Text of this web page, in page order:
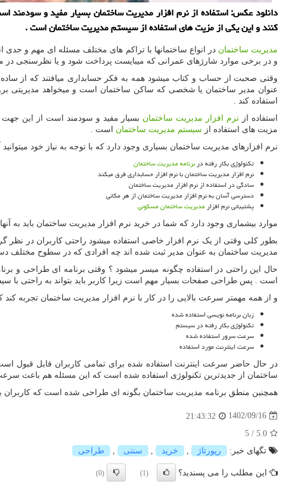
دانلود عکس: استفاده از نرم افزار مدیریت ساختمان بسیار مفید و سودمند
کنند و این یکی از مزیت های استفاده از سیستم مدیریت ساختمان است .
مدیریت ساختمان در انواع ساختمانها با تراکم های مختلف مسئله ای مهم و
و در برخی موارد شارژهای عمرانی که میبایست پرداخت شود و یا نظرسنجی در
وقتی صحبت از حساب و کتاب میشود همه به فکر حسابداری میافتند که از ساده
عنوان مدیر ساختمان یا شخصی که ساکن ساختمان است و میخواهد مدیریتی
استفاده کند .
استفاده از نرم افزار مدیریت ساختمان بسیار مفید و سودمند است از این جهت
مزیت های استفاده از سیستم مدیریت ساختمان است .
نرم افزارهای مدیریت ساختمان بسیاری وجود دارد که با توجه به نیاز خود
تکنولوژی بکار رفته در برنامه مدیریت ساختمان
نرم افزار مدیریت ساختمان با نرم افزار حسابداری فرق میکند
سادگی در استفاده از نرم افزار مدیریت ساختمان
دسترسی آسان به نرم افزار مدیریت ساختمان از هر مکانی
پشتیبانی نرم افزار مدیریت ساختمان مسکونی
موارد بیشماری وجود دارد که شما در خرید نرم افزار مدیریت ساختمان باید به
بطور کلی وقتی از یک نرم افزار خاصی استفاده میشود راحتی کاربران در نظر
مدیریت ساختمان به عنوان مدیر ثبت شده اند چه افرادی که در سطوح مختلف
حال این راحتی در استفاده چگونه میسر میشود ؟ وقتی برنامه ای طراحی و
است . پس طراحی صفحات بسیار مهم است زیرا کاربر باید بتواند به راحتی با
و از همه مهمتر سرعت بالایی را در کار با نرم افزار مدیریت ساختمان تجربه
زبان برنامه نویسی استفاده شده
تکنولوژی بکار رفته در سیستم
سرعت سرور استفاده شده
سرعت اینترنت مورد استفاده
در حال حاضر سرعت اینترنت استفاده شده برای تمامی کاربران قابل قبول
ساختمان از جدیدترین تکنولوژی استفاده شده است که این مسئله هم باعث سرعت
همچنین منطق برنامه مدیریت ساختمان بگونه ای طراحی شده است که کاربران
1402/09/16
21:43:32
5.0
/
5
تگهای خبر:
رپورتاژ , خرید , سنتی , طراحی
این مطلب را می پسندید؟ (1)
(0)